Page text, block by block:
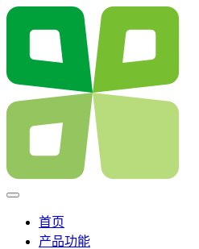
首页
产品功能